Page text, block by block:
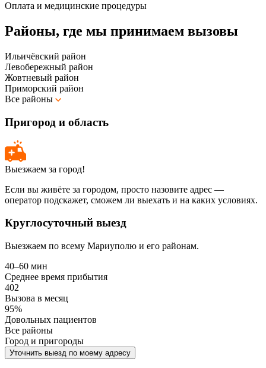
Оплата и медицинские процедуры
Районы, где мы принимаем вызовы
Ильичёвский район
Левобережный район
Жовтневый район
Приморский район
Все районы
Пригород и область
Выезжаем за город!
Если вы живёте за городом, просто назовите адрес —
оператор подскажет, сможем ли выехать и на каких условиях.
Круглосуточный выезд
Выезжаем по всему Мариуполю и его районам.
40–60 мин
Среднее время прибытия
402
Вызова в месяц
95%
Довольных пациентов
Все районы
Город и пригороды
Уточнить выезд по моему адресу